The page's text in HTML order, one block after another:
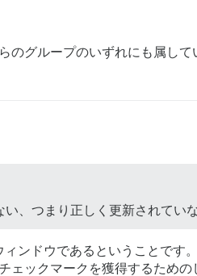
のグループのいずれにも属して
、つまり正しく更新されてい
ンドウであるということで
ェックマークを獲得するため